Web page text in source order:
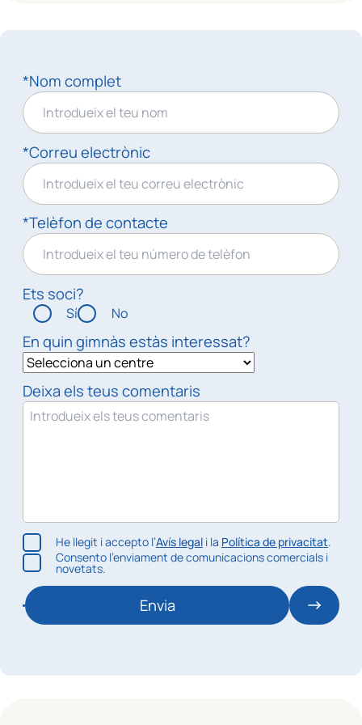
*Nom complet
*Correu electrònic
*Telèfon de contacte
Ets soci?
Sí No
En quin gimnàs estàs interessat?
Deixa els teus comentaris
He llegit i accepto l’Avís legali la Política de privacitat.
Consento l’enviament de comunicacions comercials i
novetats.
Envia